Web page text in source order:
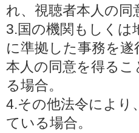
れ、視聴者本人の
3.国の機関もしくは
に準拠した事務を
本人の同意を得る
る場合。
4.その他法令により
ている場合。